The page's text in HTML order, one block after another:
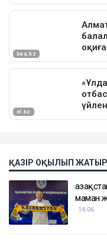
ҚАЗІР ОҚЫЛЫП ЖАТЫР
маман
14:06